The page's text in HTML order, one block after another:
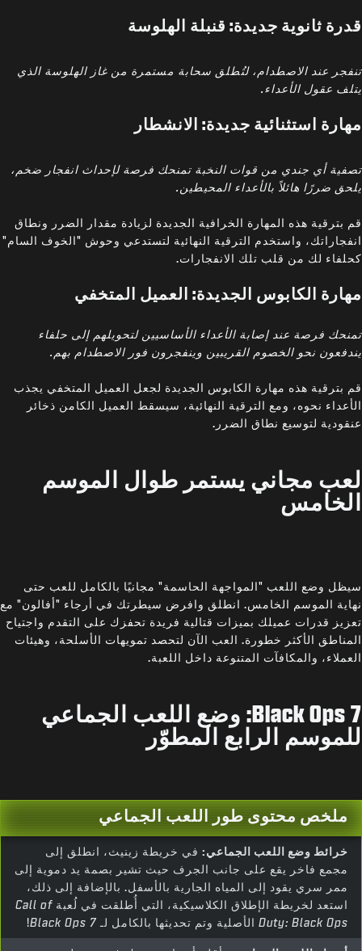
قدرة ثانوية جديدة: قنبلة الهلوسة
تنفجر عند الاصطدام، لتُطلق سحابة مستمرة من غاز الهلوسة الذي
يتلف عقول الأعداء.
مهارة استثنائية جديدة: الانشطار
تصفية أي جندي من قوات النخبة تمنحك فرصة لإحداث انفجار ضخم،
يلحق ضررًا هائلاً بالأعداء المحيطين.
قم بترقية هذه المهارة الخرافية الجديدة لزيادة مقدار الضرر ونطاق
انفجاراتك، واستخدم الترقية النهائية لتستدعي وحوش "الخوف السام"
كحلفاء لك من قلب تلك الانفجارات.
مهارة الكابوس الجديدة: العميل المتخفي
تمنحك فرصة عند إصابة الأعداء الأساسيين لتحويلهم إلى حلفاء
يندفعون نحو الخصوم القريبين وينفجرون فور الاصطدام بهم.
قم بترقية هذه مهارة الكابوس الجديدة لجعل العميل المتخفي يجذب
الأعداء نحوه، ومع الترقية النهائية، سيسقط العميل الكامن ذخائر
عنقودية لتوسيع نطاق الضرر.
لعب مجاني يستمر طوال الموسم
الخامس
سيظل وضع اللعب "المواجهة الحاسمة" مجانيًا بالكامل للعب حتى
نهاية الموسم الخامس. انطلق وافرض سيطرتك في أرجاء "أفالون" مع
تعزيز قدرات عميلك بميزات قتالية فريدة تحفزك على التقدم واجتياح
المناطق الأكثر خطورة. العب الآن لتحصد تمويهات الأسلحة، وهيئات
العملاء، والمكافآت المتنوعة داخل اللعبة.
Black Ops 7: وضع اللعب الجماعي
للموسم الرابع المطوّر
ملخص محتوى طور اللعب الجماعي
خرائط وضع اللعب الجماعي: في خريطة زينيث، انطلق إلى
مجمع فاخر يقع على جانب الجرف حيث تشير بصمة يد دموية إلى
ممر سري يقود إلى المياه الجارية بالأسفل. بالإضافة إلى ذلك،
استعد لخريطة الإطلاق الكلاسيكية، التي أُطلقت في لُعبة Call of
Duty: Black Ops الأصلية وتم تحديثها بالكامل لـ Black Ops 7
!